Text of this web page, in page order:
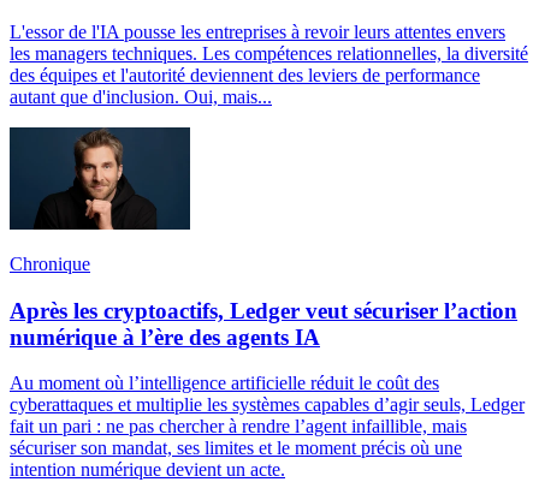
L'essor de l'IA pousse les entreprises à revoir leurs attentes envers
les managers techniques. Les compétences relationnelles, la diversité
des équipes et l'autorité deviennent des leviers de performance
autant que d'inclusion. Oui, mais...
Chronique
Après les cryptoactifs, Ledger veut sécuriser l’action
numérique à l’ère des agents IA
Au moment où l’intelligence artificielle réduit le coût des
cyberattaques et multiplie les systèmes capables d’agir seuls, Ledger
fait un pari : ne pas chercher à rendre l’agent infaillible, mais
sécuriser son mandat, ses limites et le moment précis où une
intention numérique devient un acte.